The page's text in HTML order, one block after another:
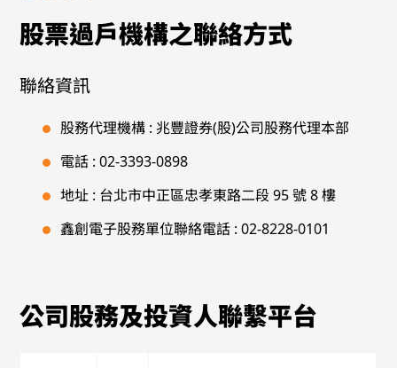
股票過戶機構之聯絡方式
聯絡資訊
股務代理機構 : 兆豐證券(股)公司股務代理本部
電話 :02-3393-0898
地址 : 台北市中正區忠孝東路二段 95 號 8 樓
鑫創電子股務單位聯絡電話 :02-8228-0101
公司股務及投資人聯繫平台